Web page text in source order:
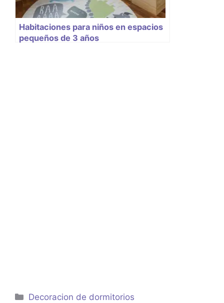
Habitaciones para niños en espacios
pequeños de 3 años
Categorías
Decoracion de dormitorios